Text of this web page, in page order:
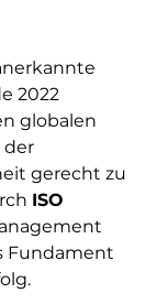
2022
globalen
der
gerecht zu
ISO
Fundament